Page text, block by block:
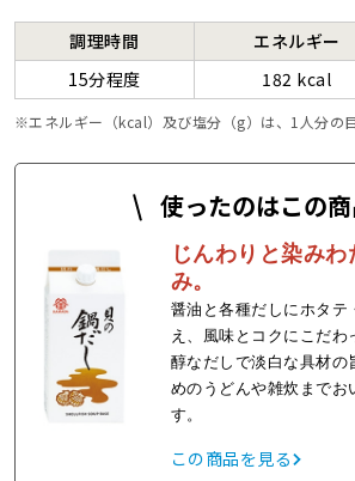
調理時間 エネルギー
15分程度
182 kcal
エネルギー（kcal）及び塩分（g）は、1人分の目
使ったのはこの
じんわりと染み
み。
醤油と各種だしにホタテ
え、風味とコクにこだ
醇なだしで淡白な具材の
めのうどんや雑炊までお
す。
この商品を見る